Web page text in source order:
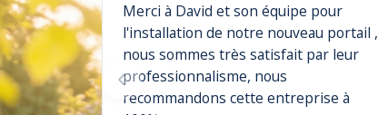
Merci à David et son équipe pour
l'installation de notre nouveau portail ,
nous sommes très satisfait par leur
professionnalisme, nous
recommandons cette entreprise à